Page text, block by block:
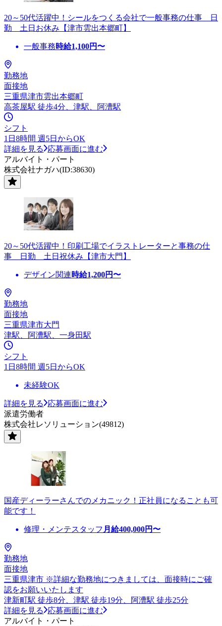
20～50代活躍中！シールをつくる会社で一般事務の仕事 日
勤 土日お休み【津市雲出本郷町】
一般事務時給1,100円〜
勤務地
面接地
三重県津市雲出本郷町
高茶屋駅 徒歩4分、津駅、阿漕駅
シフト
1日8時間 週5日からOK
詳細を見る
応募画面に進む
アルバイト・パート
株式会社ナガハ(ID:38630)
20～50代活躍中！印刷工場でイラストレーターと事務の仕
事 日勤 土日祝休み【津市大門】
デザイン関連時給1,200円〜
勤務地
面接地
三重県津市大門
津駅、阿漕駅、一身田駅
シフト
1日8時間 週5日からOK
未経験OK
詳細を見る
応募画面に進む
派遣労働者
株式会社レソリューション(49812)
国産ディーラーさんでのメカニック！正社員になることも可
能です！
修理・メンテスタッフ 月給400,000円〜
勤務地
面接地
三重県津市 ※詳細な勤務地につきましては、面接時にご確
認をお願いいたします
津新町駅 徒歩8分、津駅 徒歩19分、阿漕駅 徒歩25分
詳細を見る
応募画面に進む
アルバイト・パート